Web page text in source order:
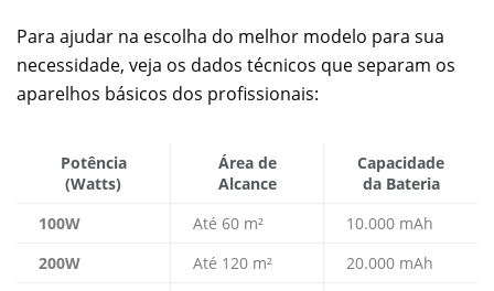
Para ajudar na escolha do melhor modelo para sua
necessidade, veja os dados técnicos que separam os
aparelhos básicos dos profissionais:
Potência
(Watts)
Área de
Alcance
Capacidade
da Bateria
100W
Até 60 m²
10.000 mAh
200W
Até 120 m²
20.000 mAh